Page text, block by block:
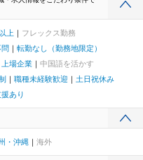
上
フレックス勤務
転勤なし（勤務地限定）
上場企業
中国語を活かす
職種未経験歓迎
土日祝休み
あり
・沖縄 海外